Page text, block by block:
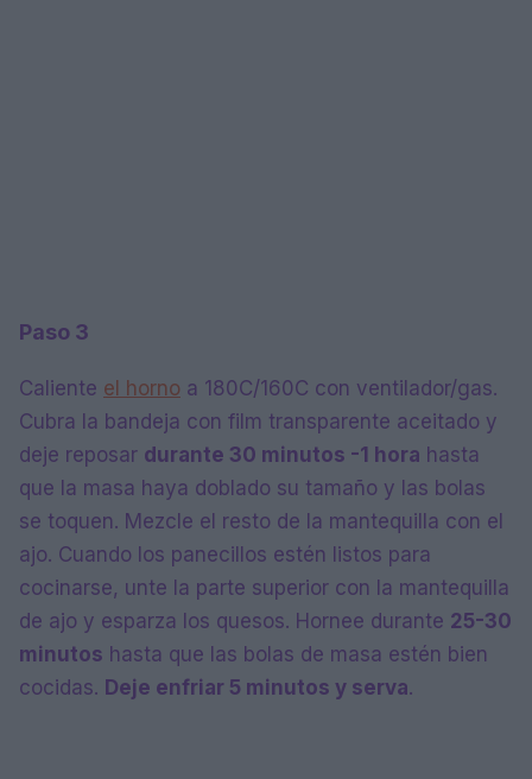
Paso 3
Caliente el horno a 180C/160C con ventilador/gas.
Cubra la bandeja con film transparente aceitado y
deje reposar durante 30 minutos -1 hora hasta
que la masa haya doblado su tamaño y las bolas
se toquen. Mezcle el resto de la mantequilla con el
ajo. Cuando los panecillos estén listos para
cocinarse, unte la parte superior con la mantequilla
de ajo y esparza los quesos. Hornee durante 25-30
minutos hasta que las bolas de masa estén bien
cocidas. Deje enfriar 5 minutos y serva.